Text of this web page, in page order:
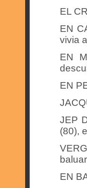
EL
EN
vivia
EN
EN
JEP
(80),
EN